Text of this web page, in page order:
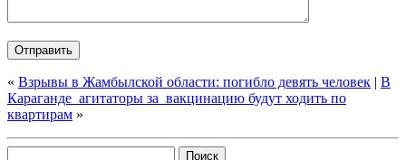
« Взрывы в Жамбылской области: погибло девять человек | В
Караганде агитаторы за вакцинацию будут ходить по
квартирам »